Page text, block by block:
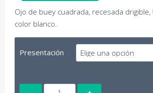
Ojo de buey cuadrada, recesada
color blanco.
Presentación